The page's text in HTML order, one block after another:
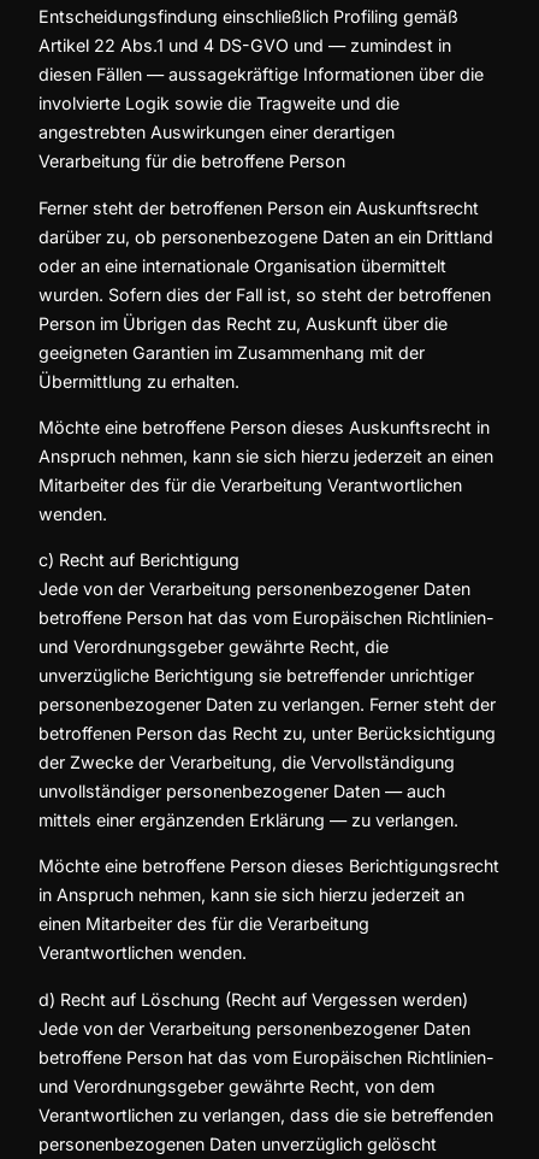
Entscheidungsfindung einschließlich Profiling gemäß
Artikel 22 Abs.1 und 4 DS-GVO und — zumindest in
diesen Fällen — aussagekräftige Informationen über die
involvierte Logik sowie die Tragweite und die
angestrebten Auswirkungen einer derartigen
Verarbeitung für die betroffene Person
Ferner steht der betroffenen Person ein Auskunftsrecht
darüber zu, ob personenbezogene Daten an ein Drittland
oder an eine internationale Organisation übermittelt
wurden. Sofern dies der Fall ist, so steht der betroffenen
Person im Übrigen das Recht zu, Auskunft über die
geeigneten Garantien im Zusammenhang mit der
Übermittlung zu erhalten.
Möchte eine betroffene Person dieses Auskunftsrecht in
Anspruch nehmen, kann sie sich hierzu jederzeit an einen
Mitarbeiter des für die Verarbeitung Verantwortlichen
wenden.
c) Recht auf Berichtigung
Jede von der Verarbeitung personenbezogener Daten
betroffene Person hat das vom Europäischen Richtlinien-
und Verordnungsgeber gewährte Recht, die
unverzügliche Berichtigung sie betreffender unrichtiger
personenbezogener Daten zu verlangen. Ferner steht der
betroffenen Person das Recht zu, unter Berücksichtigung
der Zwecke der Verarbeitung, die Vervollständigung
unvollständiger personenbezogener Daten — auch
mittels einer ergänzenden Erklärung — zu verlangen.
Möchte eine betroffene Person dieses Berichtigungsrecht
in Anspruch nehmen, kann sie sich hierzu jederzeit an
einen Mitarbeiter des für die Verarbeitung
Verantwortlichen wenden.
d) Recht auf Löschung (Recht auf Vergessen werden)
Jede von der Verarbeitung personenbezogener Daten
betroffene Person hat das vom Europäischen Richtlinien-
und Verordnungsgeber gewährte Recht, von dem
Verantwortlichen zu verlangen, dass die sie betreffenden
personenbezogenen Daten unverzüglich gelöscht